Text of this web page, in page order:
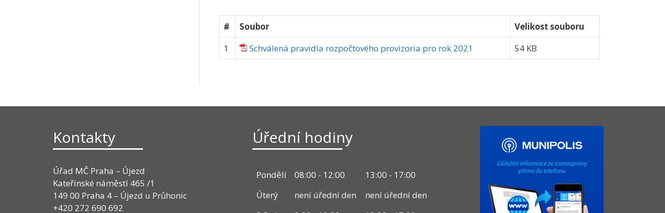
# Soubor
Velikost souboru
1
Schválená pravidla rozpočtového provizoria pro rok 2021 54 KB
Kontakty
Úřad MČ Praha – Újezd
Kateřinské náměstí 465 /1
149 00 Praha 4 – Újezd u Průhonic
+420 272 690 692
Úřední hodiny
Pondělí 08:00 - 12:00
13:00 - 17:00
Úterý
není úřední den
není úřední den